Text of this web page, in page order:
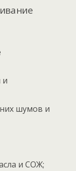
и
шумов и
и СОЖ;